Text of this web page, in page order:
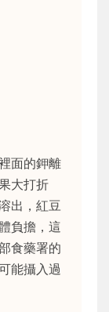
面的鉀離
大打折
出，紅豆
負擔，這
食藥署的
能攝入過